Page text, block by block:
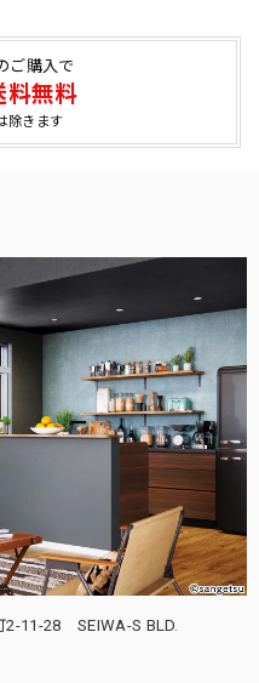
ご購入で
料無料
除きます
2-11-28 SEIWA-S BLD.